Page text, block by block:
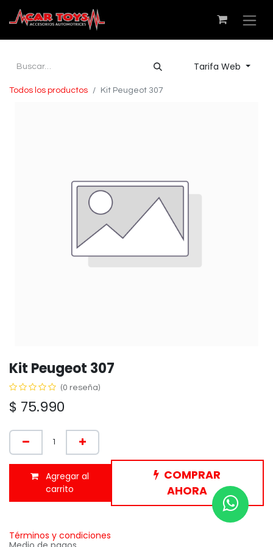
Tarifa Web
Todos los productos Kit Peugeot 307
Kit Peugeot 307
(0 reseña)
$ 75.990
Agregar al
carrito
COMPRAR
AHORA
Términos y condiciones